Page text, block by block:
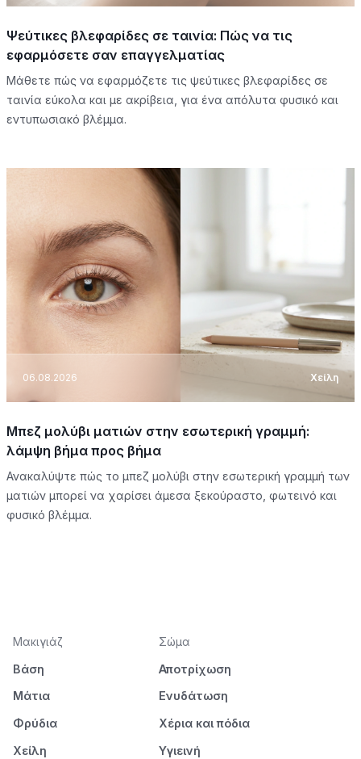
Ψεύτικες βλεφαρίδες σε ταινία: Πώς να τις
εφαρμόσετε σαν επαγγελματίας
Μάθετε πώς να εφαρμόζετε τις ψεύτικες βλεφαρίδες σε
ταινία εύκολα και με ακρίβεια, για ένα απόλυτα φυσικό και
εντυπωσιακό βλέμμα.
06.08.2026 Χείλη
Μπεζ μολύβι ματιών στην εσωτερική γραμμή:
λάμψη βήμα προς βήμα
Ανακαλύψτε πώς το μπεζ μολύβι στην εσωτερική γραμμή των
ματιών μπορεί να χαρίσει άμεσα ξεκούραστο, φωτεινό και
φυσικό βλέμμα.
Μακιγιάζ
Βάση
Μάτια
Φρύδια
Χείλη
Σώμα
Αποτρίχωση
Ενυδάτωση
Χέρια και πόδια
Υγιεινή